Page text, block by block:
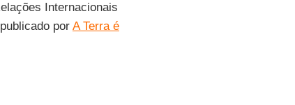
Internacionais
por A Terra é